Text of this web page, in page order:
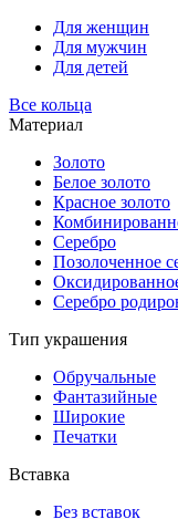
Для женщин
Для мужчин
Для детей
Все кольца
Материал
Золото
Белое золото
Красное золото
Серебро
Позолоченное
Серебро
Тип украшения
Обручальные
Фантазийные
Широкие
Печатки
Вставка
Без вставок